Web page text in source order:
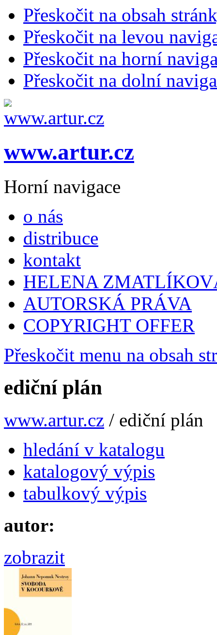
Přeskočit na obsah
Přeskočit na levou
Přeskočit na horní
Přeskočit na dolní
www.artur.cz
Horní navigace
o nás
distribuce
kontakt
HELENA
AUTORSKÁ PRÁVA
COPYRIGHT OFFER
Přeskočit menu na obsah
ediční plán
www.artur.cz / ediční plán
hledání v katalogu
katalogový výpis
tabulkový výpis
autor:
zobrazit